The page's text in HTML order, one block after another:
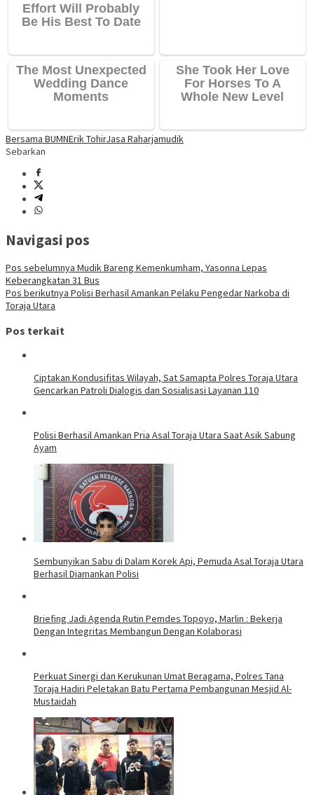
Bersama BUMNErik TohirJasa Raharjamudik
Sebarkan
Navigasi pos
Pos sebelumnya Mudik Bareng Kemenkumham, Yasonna Lepas
Keberangkatan 31 Bus
Pos berikutnya Polisi Berhasil Amankan Pelaku Pengedar Narkoba di
Toraja Utara
Pos terkait
Ciptakan Kondusifitas Wilayah, Sat Samapta Polres Toraja Utara
Gencarkan Patroli Dialogis dan Sosialisasi Layanan 110
Polisi Berhasil Amankan Pria Asal Toraja Utara Saat Asik Sabung
Ayam
Sembunyikan Sabu di Dalam Korek Api, Pemuda Asal Toraja Utara
Berhasil Diamankan Polisi
Briefing Jadi Agenda Rutin Pemdes Topoyo, Marlin : Bekerja
Dengan Integritas Membangun Dengan Kolaborasi
Perkuat Sinergi dan Kerukunan Umat Beragama, Polres Tana
Toraja Hadiri Peletakan Batu Pertama Pembangunan Mesjid Al-
Mustaidah